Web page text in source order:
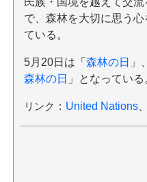
で、森林を大切に思う
ている。
5月20日は「 森林の日 」
森林の日 」となっている
リンク ： United Nations、